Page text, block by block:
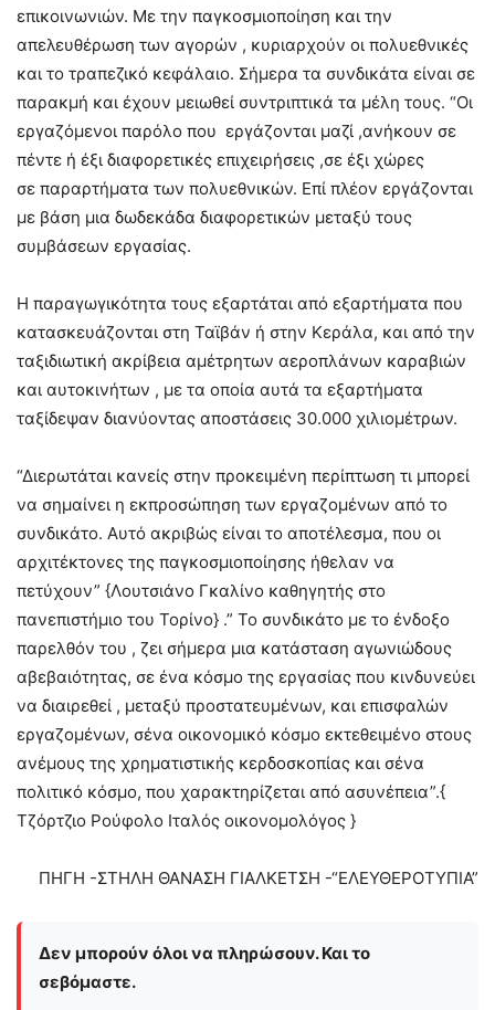
επικοινωνιών. Με την παγκοσμιοποίηση και την
απελευθέρωση των αγορών , κυριαρχούν οι πολυεθνικές
και το τραπεζικό κεφάλαιο. Σήμερα τα συνδικάτα είναι σε
παρακμή και έχουν μειωθεί συντριπτικά τα μέλη τους. “Οι
εργαζόμενοι παρόλο που εργάζονται μαζί ,ανήκουν σε
πέντε ή έξι διαφορετικές επιχειρήσεις ,σε έξι χώρες
σε παραρτήματα των πολυεθνικών. Επί πλέον εργάζονται
με βάση μια δωδεκάδα διαφορετικών μεταξύ τους
συμβάσεων εργασίας.
Η παραγωγικότητα τους εξαρτάται από εξαρτήματα που
κατασκευάζονται στη Ταϊβάν ή στην Κεράλα, και από την
ταξιδιωτική ακρίβεια αμέτρητων αεροπλάνων καραβιών
και αυτοκινήτων , με τα οποία αυτά τα εξαρτήματα
ταξίδεψαν διανύοντας αποστάσεις 30.000 χιλιομέτρων.
“Διερωτάται κανείς στην προκειμένη περίπτωση τι μπορεί
να σημαίνει η εκπροσώπηση των εργαζομένων από το
συνδικάτο. Αυτό ακριβώς είναι το αποτέλεσμα, που οι
αρχιτέκτονες της παγκοσμιοποίησης ήθελαν να
πετύχουν” {Λουτσιάνο Γκαλίνο καθηγητής στο
πανεπιστήμιο του Τορίνο} .” Το συνδικάτο με το ένδοξο
παρελθόν του , ζει σήμερα μια κατάσταση αγωνιώδους
αβεβαιότητας, σε ένα κόσμο της εργασίας που κινδυνεύει
να διαιρεθεί , μεταξύ προστατευμένων, και επισφαλών
εργαζομένων, σένα οικονομικό κόσμο εκτεθειμένο στους
ανέμους της χρηματιστικής κερδοσκοπίας και σένα
πολιτικό κόσμο, που χαρακτηρίζεται από ασυνέπεια”.{
Τζόρτζιο Ρούφολο Ιταλός οικονομολόγος }
ΠΗΓΗ -ΣΤΗΛΗ ΘΑΝΑΣΗ ΓΙΑΛΚΕΤΣΗ -“ΕΛΕΥΘΕΡΟΤΥΠΙΑ”
Δεν μπορούν όλοι να πληρώσουν. Και το
σεβόμαστε.